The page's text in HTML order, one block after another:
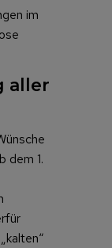
im
aller
dem 1.